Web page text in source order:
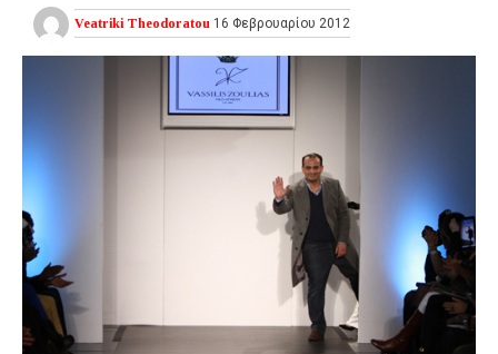
Veatriki Theodoratou 16 Φεβρουαρίου 2012